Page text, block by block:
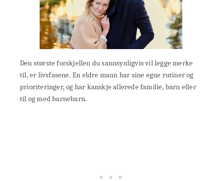
Den største forskjellen du sannsynligvis vil legge merke
til, er livsfasene. En eldre mann har sine egne rutiner og
prioriteringer, og har kanskje allerede familie, barn eller
til og med barnebarn.